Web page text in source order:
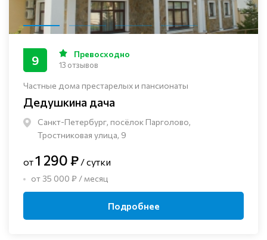
Частные дома престарелых и пансионаты
Дедушкина дача
Санкт-Петербург, посёлок Парголово,
Тростниковая улица, 9
9 Превосходно
13 отзывов
от1 290 ₽ / сутки
от 35 000 ₽ / месяц
Подробнее